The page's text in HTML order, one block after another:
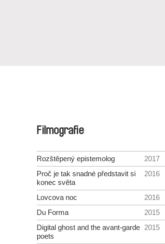
Filmografie
Rozštěpený epistemolog
2017
Proč je tak snadné představit si
konec světa
2016
Lovcova noc
2016
Du Forma
2015
Digital ghost and the avant-garde
poets
2015